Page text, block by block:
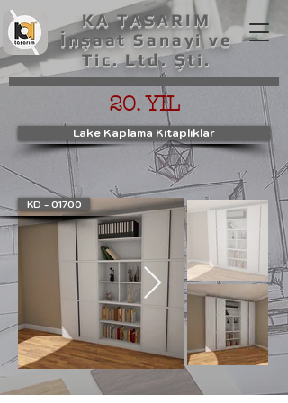
KA TASARIM
İnşaat Sanayi ve
Tic. Ltd. Şti.
20. YIL
Lake Kaplama Kitaplıklar
KD - 01700